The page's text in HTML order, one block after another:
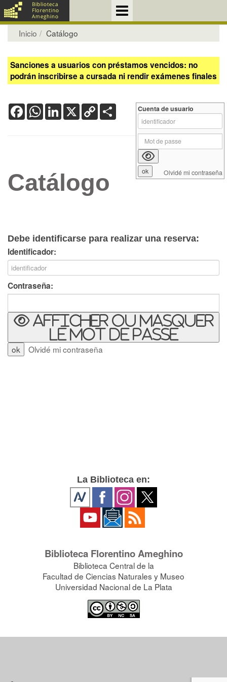
Inicio Catálogo
Sanciones a usuarios con préstamos vencidos: no
podrán inscribirse a cursada ni rendir exámenes finales
FacebookWhatsApp
LinkedIn
X Copy
Link
Catálogo
Debe identificarse para realizar una reserva:
Identificador:
Contraseña:
Afficher ou masquer
le mot de passe
Olvidé mi contraseña
Cuenta de usuario
Olvidé mi contraseña
La Biblioteca en:
Biblioteca Florentino Ameghino
Biblioteca Central de la
Facultad de Ciencias Naturales y Museo
Universidad Nacional de La Plata